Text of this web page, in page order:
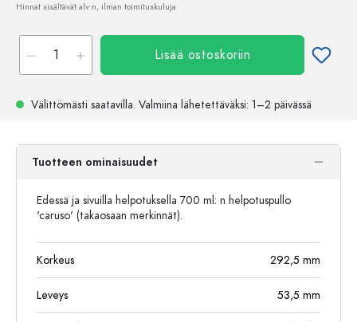
Hinnat sisältävät alv:n, ilman toimituskuluja
Lisää ostoskoriin
Välittömästi saatavilla. Valmiina lähetettäväksi: 1–2 päivässä
Tuotteen ominaisuudet
Edessä ja sivuilla helpotuksella 700 ml: n helpotuspullo
'caruso' (takaosaan merkinnät).
Korkeus 292,5 mm
Leveys 53,5 mm